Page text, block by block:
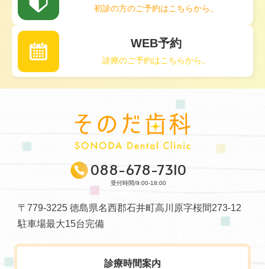
初診の方のご予約はこちらから。
WEB予約
診療のご予約はこちらから。
088-678-7310
受付時間/9:00-18:00
〒779-3225 徳島県名西郡石井町高川原字桜間273-12
駐車場最大15台完備
診療時間案内